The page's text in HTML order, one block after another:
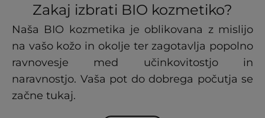
Zakaj izbrati BIO kozmetiko?
Naša BIO kozmetika je oblikovana z mislijo
na vašo kožo in okolje ter zagotavlja popolno
ravnovesje med učinkovitostjo in
naravnostjo. Vaša pot do dobrega počutja se
začne tukaj.